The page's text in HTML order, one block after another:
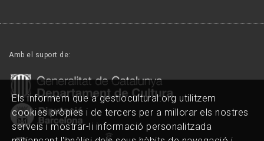
Amb el suport de:
Els informem que a gestiocultural.org utilitzem
cookies pròpies i de tercers per a millorar els nostres
serveis i mostrar-li informació personalitzada